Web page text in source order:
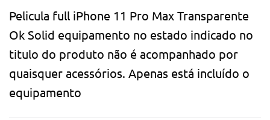
Pelicula full iPhone 11 Pro Max Transparente
Ok Solid equipamento no estado indicado no
titulo do produto não é acompanhado por
quaisquer acessórios. Apenas está incluído o
equipamento